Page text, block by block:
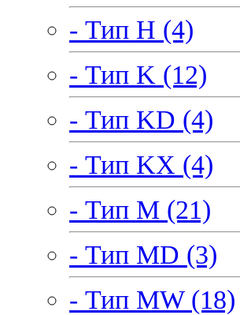
- Тип H (4)
- Тип K (12)
- Тип KD (4)
- Тип KX (4)
- Тип M (21)
- Тип MD (3)
- Тип MW (18)